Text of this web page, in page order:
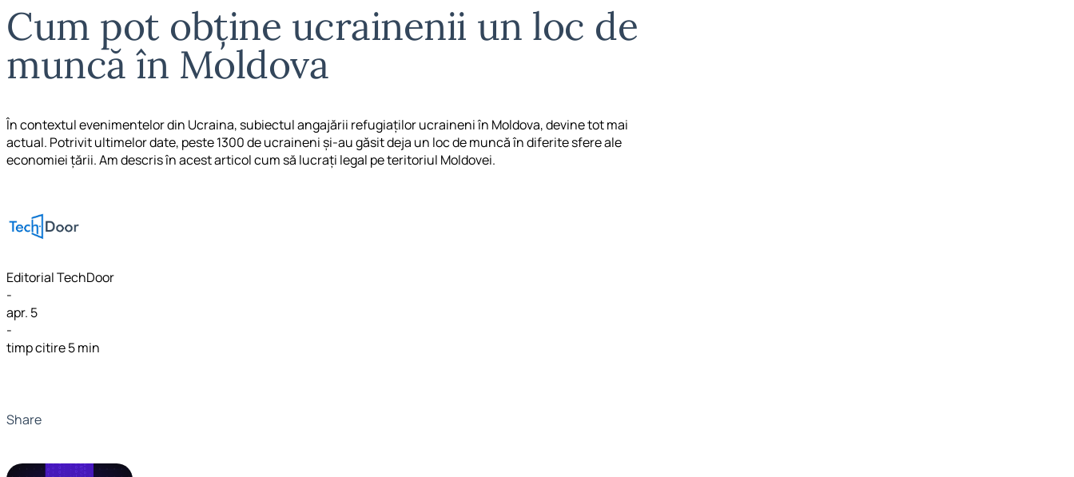
Cum pot obține ucrainenii un loc de
muncă în Moldova
În contextul evenimentelor din Ucraina, subiectul angajării refugiaților ucraineni în Moldova, devine tot mai
actual. Potrivit ultimelor date, peste 1300 de ucraineni și-au găsit deja un loc de muncă în diferite sfere ale
economiei țării. Am descris în acest articol cum să lucrați legal pe teritoriul Moldovei.
Editorial TechDoor
-
apr. 5
-
timp citire 5 min
Share